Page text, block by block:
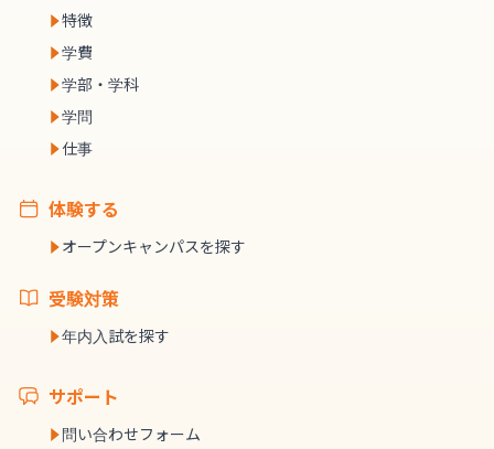
特徴
学費
学部・学科
学問
仕事
体験する
オープンキャンパスを探す
受験対策
年内入試を探す
サポート
問い合わせフォーム